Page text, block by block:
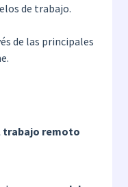
de trabajo.
de las principales
trabajo remoto